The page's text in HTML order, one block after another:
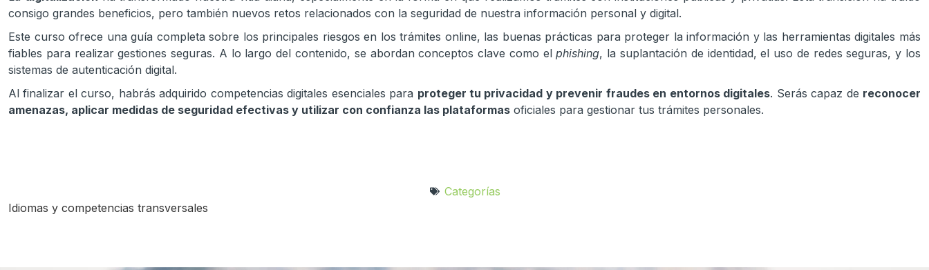
consigo grandes beneficios, pero también nuevos retos relacionados con la seguridad de nuestra información personal y digital.
Este curso ofrece una guía completa sobre los principales riesgos en los trámites online, las buenas prácticas para proteger la información y las herramientas digitales más
fiables para realizar gestiones seguras. A lo largo del contenido, se abordan conceptos clave como elphishing, la suplantación de identidad, el uso de redes seguras, y los
sistemas de autenticación digital.
Al finalizar el curso, habrás adquirido competencias digitales esenciales para proteger tu privacidad y prevenir fraudes en entornos digitales. Serás capaz de reconocer
amenazas, aplicar medidas de seguridad efectivas y utilizar con confianza las plataformas oficiales para gestionar tus trámites personales.
Categorías
Idiomas y competencias transversales